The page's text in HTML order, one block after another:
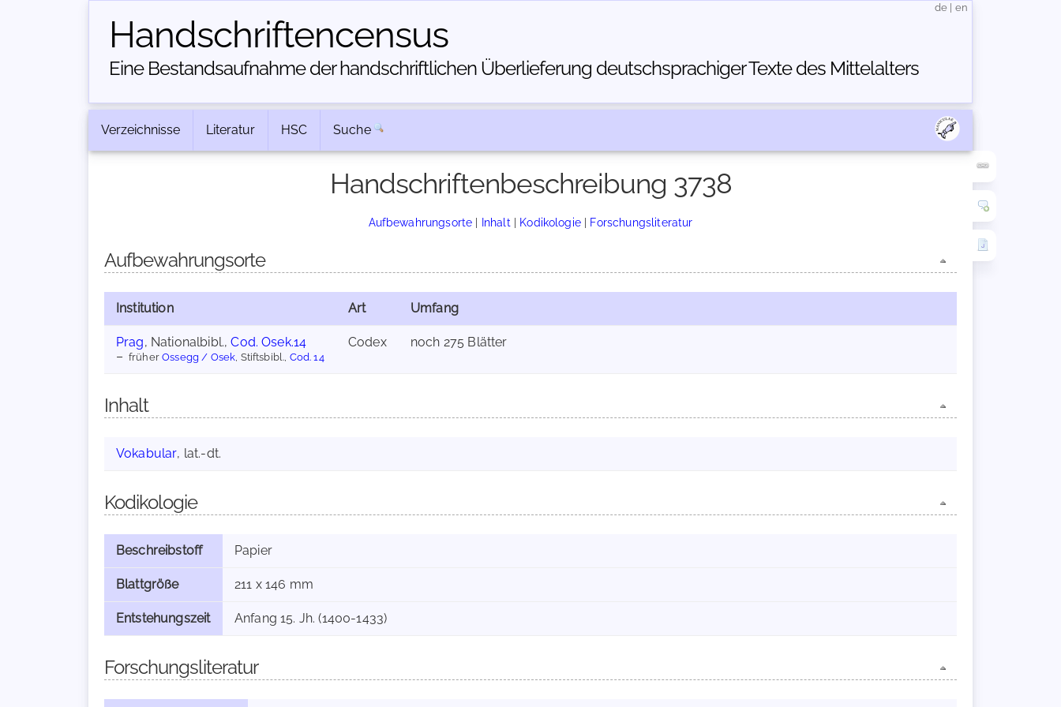
Handschriften­census
Eine Bestandsaufnahme der handschriftlichen Über­lieferung deutschsprachiger Texte des Mittelalters
de en
Verzeichnisse Literatur HSC Suche
Handschriftenbeschreibung 3738
Aufbewahrungsorte | Inhalt | Kodikologie| Forschungsliteratur
Aufbewahrungsorte
Institution Art Umfang
Prag, Nationalbibl.,Cod. Osek.14
früherOssegg / Osek , Stiftsbibl., Cod. 14
Codex noch 275 Blätter
Inhalt
Vokabular, lat.-dt.
Kodikologie
Beschreibstoff Papier
Blattgröße 211 x 146 mm
Entstehungszeit Anfang 15. Jh. (1400-1433)
Forschungsliteratur